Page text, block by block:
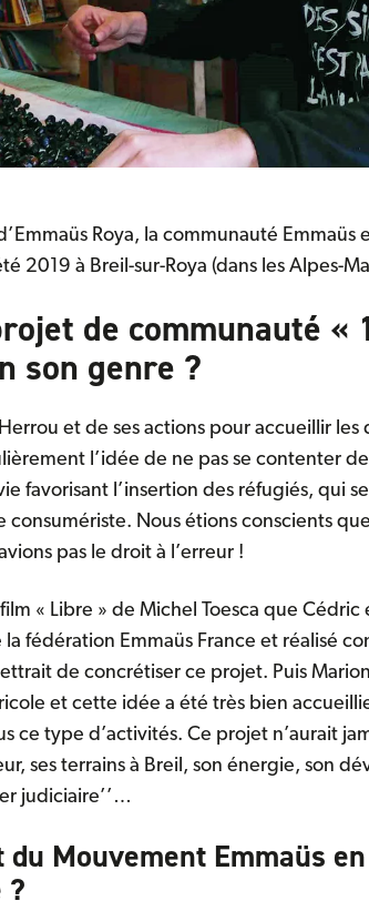
Roya, la communauté Emmaüs
2019 à Breil-sur-Roya (dans les Alpes-
de communauté «
son genre ?
et de ses actions pour accueillir les
l’idée de ne pas se contenter
favorisant l’insertion des réfugiés, qui
Nous étions conscients
pas le droit à l’erreur !
« Libre » de Michel Toesca que Cédric
fédération Emmaüs France et réalisé
de concrétiser ce projet. Puis
et cette idée a été très bien
ce type d’activités. Ce projet n’aurait
ses terrains à Breil, son énergie, son
judiciaire’’…
du Mouvement Emmaüs
?